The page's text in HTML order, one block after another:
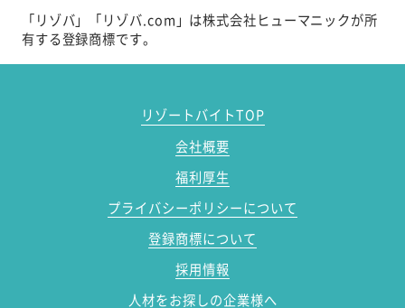
「リゾバ」「リゾバ.com」は株式会社ヒューマニックが所
有する登録商標です。
リゾートバイトTOP
会社概要
福利厚生
プライバシーポリシーについて
登録商標について
採用情報
人材をお探しの企業様へ